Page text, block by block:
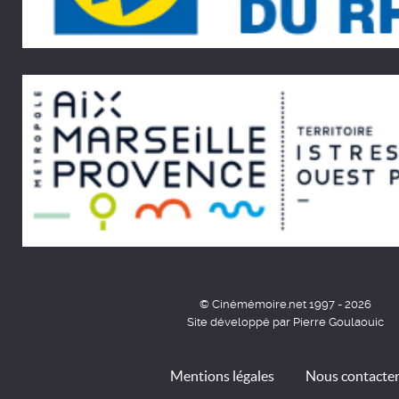
© Cinémémoire.net 1997 - 2026
Site développé par Pierre Goulaouic
Mentions légales Nous contacter